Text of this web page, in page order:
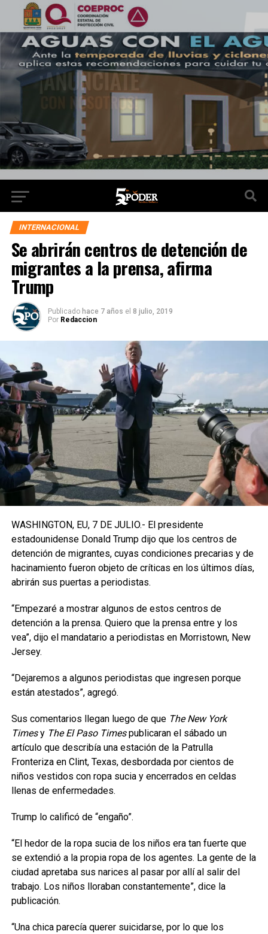
INTERNACIONAL
Se abrirán centros de detención de
migrantes a la prensa, afirma
Trump
Publicado hace 7 años el 8 julio, 2019
Por Redaccion
WASHINGTON, EU, 7 DE JULIO.- El presidente
estadounidense Donald Trump dijo que los centros de
detención de migrantes, cuyas condiciones precarias y de
hacinamiento fueron objeto de críticas en los últimos días,
abrirán sus puertas a periodistas.
“Empezaré a mostrar algunos de estos centros de
detención a la prensa. Quiero que la prensa entre y los
vea”, dijo el mandatario a periodistas en Morristown, New
Jersey.
“Dejaremos a algunos periodistas que ingresen porque
están atestados”, agregó.
Sus comentarios llegan luego de queThe New York
Timesy The El Paso Timespublicaran el sábado un
artículo que describía una estación de la Patrulla
Fronteriza en Clint, Texas, desbordada por cientos de
niños vestidos con ropa sucia y encerrados en celdas
llenas de enfermedades.
Trump lo calificó de “engaño”.
“El hedor de la ropa sucia de los niños era tan fuerte que
se extendió a la propia ropa de los agentes. La gente de la
ciudad apretaba sus narices al pasar por allí al salir del
trabajo. Los niños lloraban constantemente”, dice la
publicación.
“Una chica parecía querer suicidarse, por lo que los